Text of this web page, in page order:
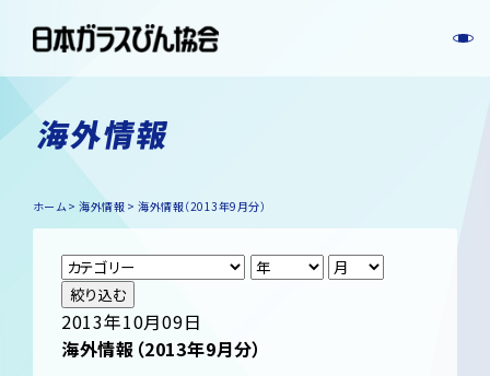
海外情報
ホーム 海外情報 海外情報（2013年9月分）
絞り込む
2013年10月09日
海外情報（2013年9月分）